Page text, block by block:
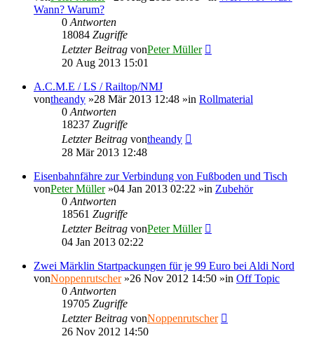
Wann? Warum?
0 Antworten
18084 Zugriffe
Letzter Beitrag vonPeter Müller
20 Aug 2013 15:01
A.C.M.E / LS / Railtop/NMJ
vontheandy »28 Mär 2013 12:48 »in Rollmaterial
0 Antworten
18237 Zugriffe
Letzter Beitrag vontheandy
28 Mär 2013 12:48
Eisenbahnfähre zur Verbindung von Fußboden und Tisch
vonPeter Müller»04 Jan 2013 02:22 »in Zubehör
0 Antworten
18561 Zugriffe
Letzter Beitrag vonPeter Müller
04 Jan 2013 02:22
Zwei Märklin Startpackungen für je 99 Euro bei Aldi Nord
vonNoppenrutscher»26 Nov 2012 14:50 »in Off Topic
0 Antworten
19705 Zugriffe
Letzter Beitrag vonNoppenrutscher
26 Nov 2012 14:50